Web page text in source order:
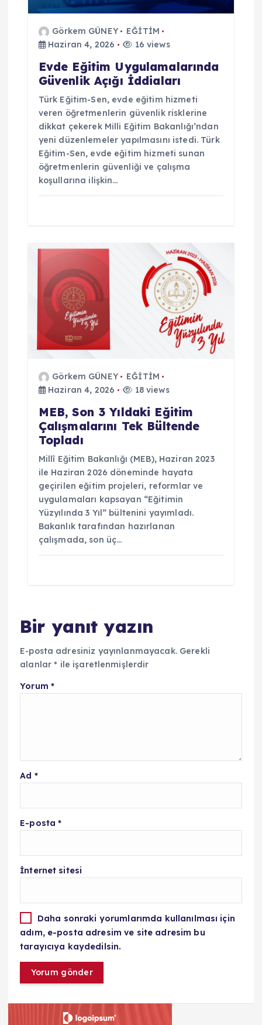
e
Görkem GÜNEY
EĞİTİM
Haziran 4, 2026
16 views
Evde Eğitim Uygulamalarında
Güvenlik Açığı İddiaları
Türk Eğitim-Sen, evde eğitim hizmeti
veren öğretmenlerin güvenlik risklerine
dikkat çekerek Milli Eğitim Bakanlığı’ndan
yeni düzenlemeler yapılmasını istedi. Türk
Eğitim-Sen, evde eğitim hizmeti sunan
öğretmenlerin güvenliği ve çalışma
koşullarına ilişkin…
Görkem GÜNEY
EĞİTİM
Haziran 4, 2026
18 views
MEB, Son 3 Yıldaki Eğitim
Çalışmalarını Tek Bültende
Topladı
Millî Eğitim Bakanlığı (MEB), Haziran 2023
ile Haziran 2026 döneminde hayata
geçirilen eğitim projeleri, reformlar ve
uygulamaları kapsayan “Eğitimin
Yüzyılında 3 Yıl” bültenini yayımladı.
Bakanlık tarafından hazırlanan
çalışmada, son üç…
Bir yanıt yazın
E-posta adresiniz yayınlanmayacak. Gerekli
alanlar* ile işaretlenmişlerdir
Yorum *
Ad *
E-posta*
İnternet sitesi
Daha sonraki yorumlarımda kullanılması için
adım, e-posta adresim ve site adresim bu
tarayıcıya kaydedilsin.